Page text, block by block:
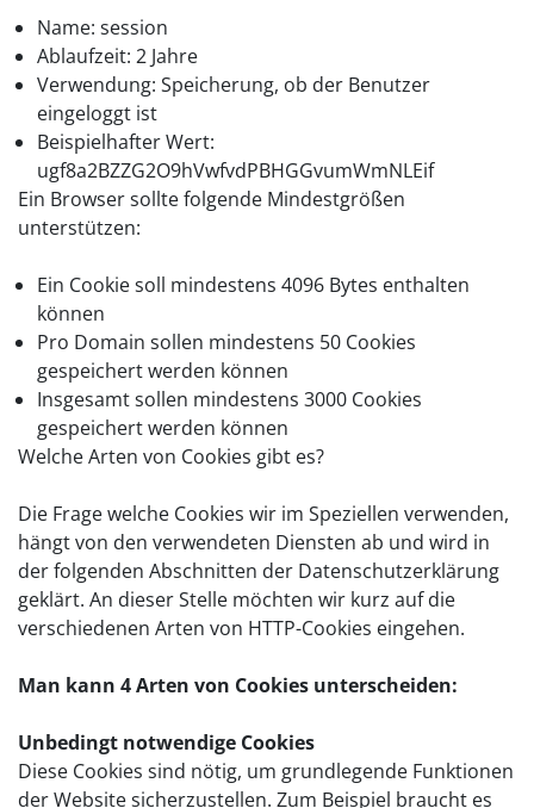
Name: session
Ablaufzeit: 2 Jahre
Verwendung: Speicherung, ob der Benutzer
eingeloggt ist
Beispielhafter Wert:
ugf8a2BZZG2O9hVwfvdPBHGGvumWmNLEif
Ein Browser sollte folgende Mindestgrößen
unterstützen:
Ein Cookie soll mindestens 4096 Bytes enthalten
können
Pro Domain sollen mindestens 50 Cookies
gespeichert werden können
Insgesamt sollen mindestens 3000 Cookies
gespeichert werden können
Welche Arten von Cookies gibt es?
Die Frage welche Cookies wir im Speziellen verwenden,
hängt von den verwendeten Diensten ab und wird in
der folgenden Abschnitten der Datenschutzerklärung
geklärt. An dieser Stelle möchten wir kurz auf die
verschiedenen Arten von HTTP-Cookies eingehen.
Man kann 4 Arten von Cookies unterscheiden:
Unbedingt notwendige Cookies
Diese Cookies sind nötig, um grundlegende Funktionen
der Website sicherzustellen. Zum Beispiel braucht es